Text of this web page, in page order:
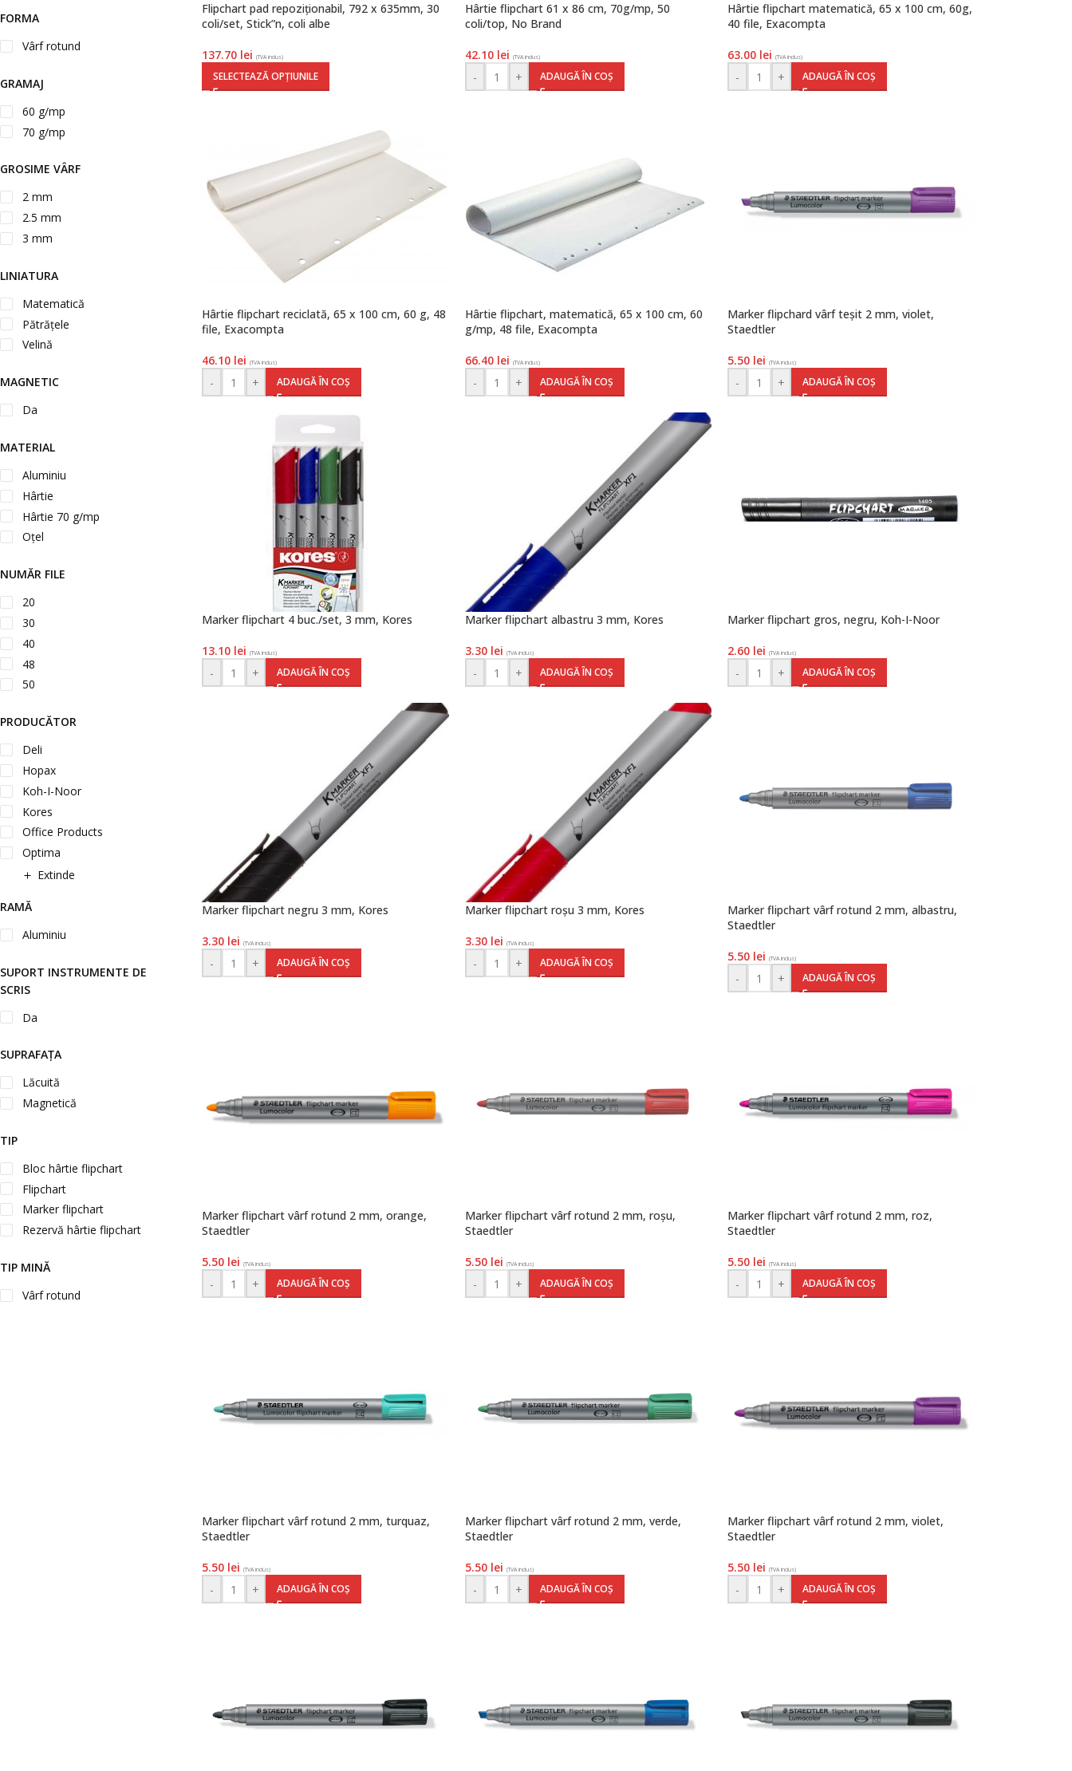
FORMA
Vârf rotund
GRAMAJ
60 g/mp
70 g/mp
GROSIME VÂRF
2 mm
2.5 mm
3 mm
LINIATURA
Matematică
Pătrățele
Velină
MAGNETIC
Da
MATERIAL
Aluminiu
Hârtie
Hârtie 70 g/mp
Oțel
NUMĂR FILE
20
30
40
48
50
PRODUCĂTOR
Deli
Hopax
Koh-I-Noor
Kores
Office Products
Optima
Extinde
RAMĂ
Aluminiu
SUPORT INSTRUMENTE DE
SCRIS
Da
SUPRAFAȚA
Lăcuită
Magnetică
TIP
Bloc hârtie flipchart
Flipchart
Marker flipchart
Rezervă hârtie flipchart
TIP MINĂ
Vârf rotund
Flipchart pad repoziționabil, 792 x 635mm, 30
coli/set, Stick”n, coli albe
137.70 lei (TVA inclus)
SELECTEAZĂ OPȚIUNILE
Hârtie flipchart 61 x 86 cm, 70g/mp, 50
coli/top, No Brand
42.10 lei (TVA inclus)
- + ADAUGĂ ÎN COȘ
Hârtie flipchart matematică, 65 x 100 cm, 60g,
40 file, Exacompta
63.00 lei (TVA inclus)
- + ADAUGĂ ÎN COȘ
Hârtie flipchart reciclată, 65 x 100 cm, 60 g, 48
file, Exacompta
46.10 lei (TVA inclus)
- + ADAUGĂ ÎN COȘ
Hârtie flipchart, matematică, 65 x 100 cm, 60
g/mp, 48 file, Exacompta
66.40 lei (TVA inclus)
- + ADAUGĂ ÎN COȘ
Marker flipchard vârf teșit 2 mm, violet,
Staedtler
5.50 lei (TVA inclus)
- + ADAUGĂ ÎN COȘ
Marker flipchart 4 buc./set, 3 mm, Kores
13.10 lei (TVA inclus)
- + ADAUGĂ ÎN COȘ
Marker flipchart albastru 3 mm, Kores
3.30 lei (TVA inclus)
- + ADAUGĂ ÎN COȘ
Marker flipchart gros, negru, Koh-I-Noor
2.60 lei (TVA inclus)
- + ADAUGĂ ÎN COȘ
Marker flipchart negru 3 mm, Kores
3.30 lei (TVA inclus)
- + ADAUGĂ ÎN COȘ
Marker flipchart roșu 3 mm, Kores
3.30 lei (TVA inclus)
- + ADAUGĂ ÎN COȘ
Marker flipchart vârf rotund 2 mm, albastru,
Staedtler
5.50 lei (TVA inclus)
- + ADAUGĂ ÎN COȘ
Marker flipchart vârf rotund 2 mm, orange,
Staedtler
5.50 lei (TVA inclus)
- + ADAUGĂ ÎN COȘ
Marker flipchart vârf rotund 2 mm, roșu,
Staedtler
5.50 lei (TVA inclus)
- + ADAUGĂ ÎN COȘ
Marker flipchart vârf rotund 2 mm, roz,
Staedtler
5.50 lei (TVA inclus)
- + ADAUGĂ ÎN COȘ
Marker flipchart vârf rotund 2 mm, turquaz,
Staedtler
5.50 lei (TVA inclus)
- + ADAUGĂ ÎN COȘ
Marker flipchart vârf rotund 2 mm, verde,
Staedtler
5.50 lei (TVA inclus)
- + ADAUGĂ ÎN COȘ
Marker flipchart vârf rotund 2 mm, violet,
Staedtler
5.50 lei (TVA inclus)
- + ADAUGĂ ÎN COȘ